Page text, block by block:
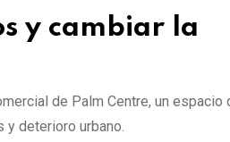
y cambiar la
de Palm Centre, un espacio
deterioro urbano.